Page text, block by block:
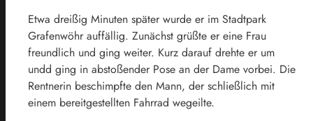
Etwa dreißig Minuten später wurde er im Stadtpark
Grafenwöhr auffällig. Zunächst grüßte er eine Frau
freundlich und ging weiter. Kurz darauf drehte er um
undd ging in abstoßender Pose an der Dame vorbei. Die
Rentnerin beschimpfte den Mann, der schließlich mit
einem bereitgestellten Fahrrad wegeilte.